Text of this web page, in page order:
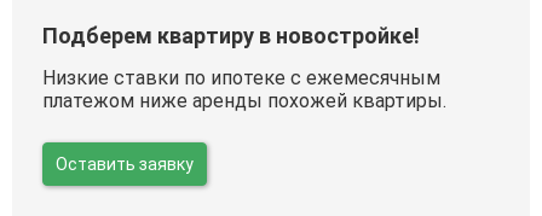
Подберем квартиру в новостройке!
Низкие ставки по ипотеке с ежемесячным
платежом ниже аренды похожей квартиры.
Оставить заявку